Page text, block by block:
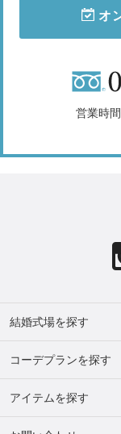
オ
営業時
結婚式場を探す
コーデプランを探す
アイテムを探す